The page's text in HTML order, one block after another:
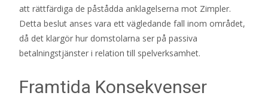
att rättfärdiga de påstådda anklagelserna mot Zimpler.
Detta beslut anses vara ett vägledande fall inom området,
då det klargör hur domstolarna ser på passiva
betalningstjänster i relation till spelverksamhet.
Framtida Konsekvenser